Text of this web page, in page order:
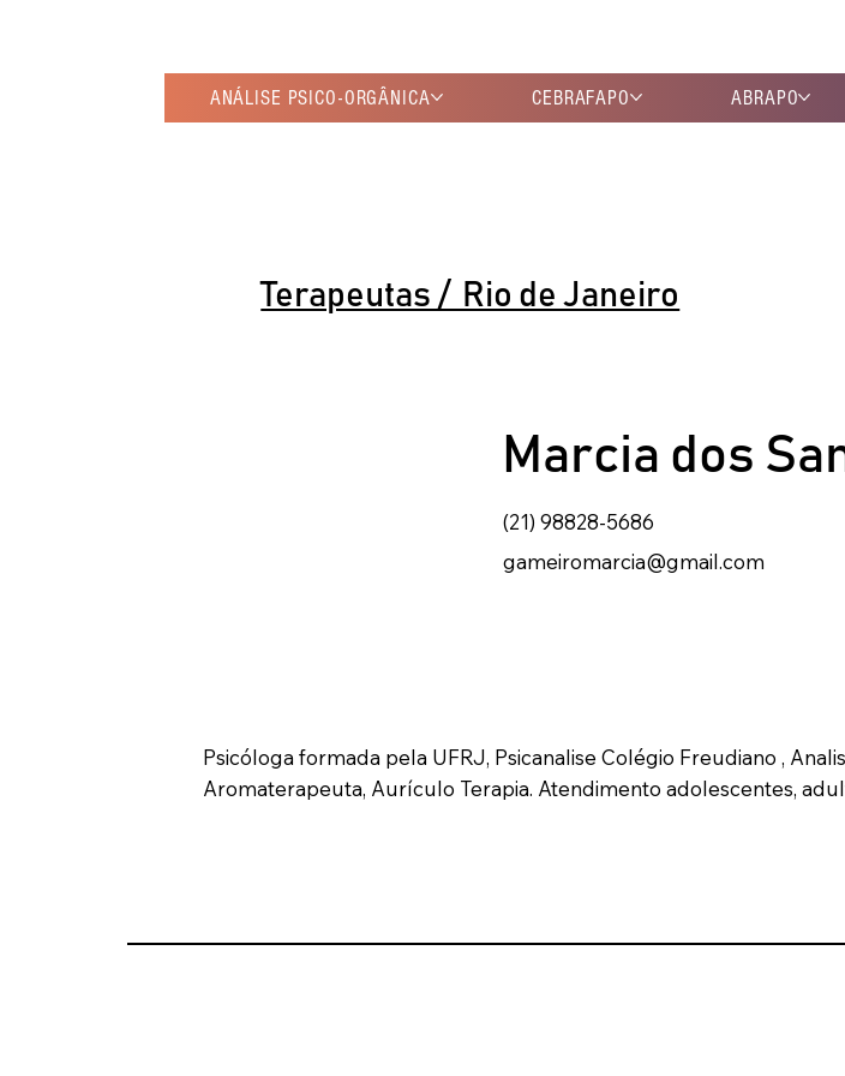
ANÁLISE PSICO-ORGÂNICA CEBRAFAPO ABRAPO
Terapeutas / Rio de Janeiro
Marcia dos
(21) 98828-5686
gameiromarcia@gmail.com
Psicóloga formada pela UFRJ, Psicanalise Colégio Freudiano ,
Aromaterapeuta, Aurículo Terapia. Atendimento adolescentes,